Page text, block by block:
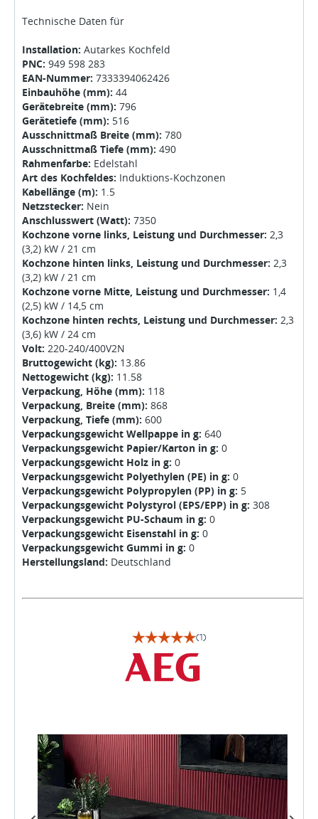
Technische Daten für
Installation: Autarkes Kochfeld
PNC: 949 598 283
EAN-Nummer: 7333394062426
Einbauhöhe (mm): 44
Gerätebreite (mm): 796
Gerätetiefe (mm): 516
Ausschnittmaß Breite (mm): 780
Ausschnittmaß Tiefe (mm): 490
Rahmenfarbe: Edelstahl
Art des Kochfeldes: Induktions-Kochzonen
Kabellänge (m): 1.5
Netzstecker: Nein
Anschlusswert (Watt): 7350
Kochzone vorne links, Leistung und Durchmesser: 2,3
(3,2) kW / 21 cm
Kochzone hinten links, Leistung und Durchmesser: 2,3
(3,2) kW / 21 cm
Kochzone vorne Mitte, Leistung und Durchmesser: 1,4
(2,5) kW / 14,5 cm
Kochzone hinten rechts, Leistung und Durchmesser: 2,3
(3,6) kW / 24 cm
Volt: 220-240/400V2N
Bruttogewicht (kg): 13.86
Nettogewicht (kg): 11.58
Verpackung, Höhe (mm): 118
Verpackung, Breite (mm): 868
Verpackung, Tiefe (mm): 600
Verpackungsgewicht Wellpappe in g: 640
Verpackungsgewicht Papier/Karton in g: 0
Verpackungsgewicht Holz in g: 0
Verpackungsgewicht Polyethylen (PE) in g: 0
Verpackungsgewicht Polypropylen (PP) in g: 5
Verpackungsgewicht Polystyrol (EPS/EPP) in g: 308
Verpackungsgewicht PU-Schaum in g: 0
Verpackungsgewicht Eisenstahl in g: 0
Verpackungsgewicht Gummi in g: 0
Herstellungsland: Deutschland
(1)